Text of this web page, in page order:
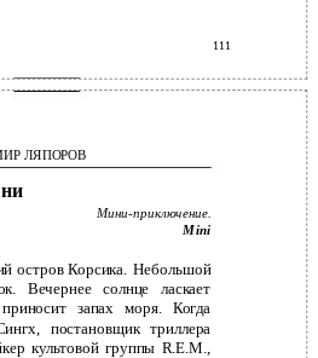
111
ЛЯПОРОВ
Мини-приключение.
Mini
остров Корсика. Небольшой
Вечернее солнце ласкает
запах моря. Когда
постановщик триллера
культовой группы R.E.M.,